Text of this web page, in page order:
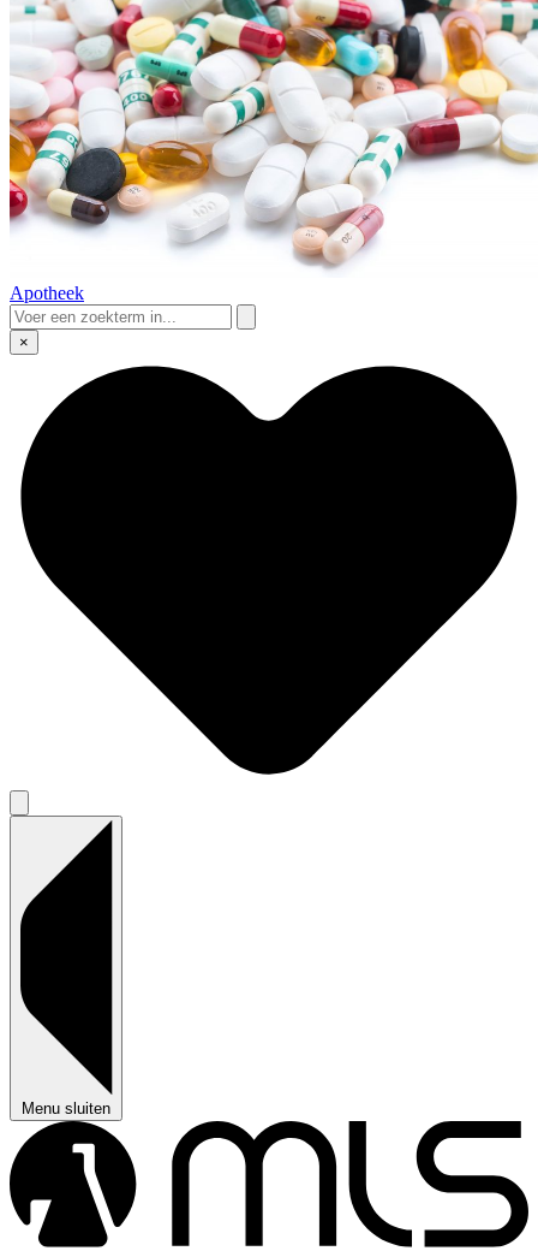
Apotheek
×
Menu sluiten